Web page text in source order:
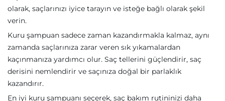
olarak, saçlarınızı iyice tarayın ve isteğe bağlı olarak şekil
verin.
Kuru şampuan sadece zaman kazandırmakla kalmaz, aynı
zamanda saçlarınıza zarar veren sık yıkamalardan
kaçınmanıza yardımcı olur. Saç tellerini güçlendirir, saç
derisini nemlendirir ve saçınıza doğal bir parlaklık
kazandırır.
En iyi kuru şampuanı seçerek, saç bakım rutininizi daha